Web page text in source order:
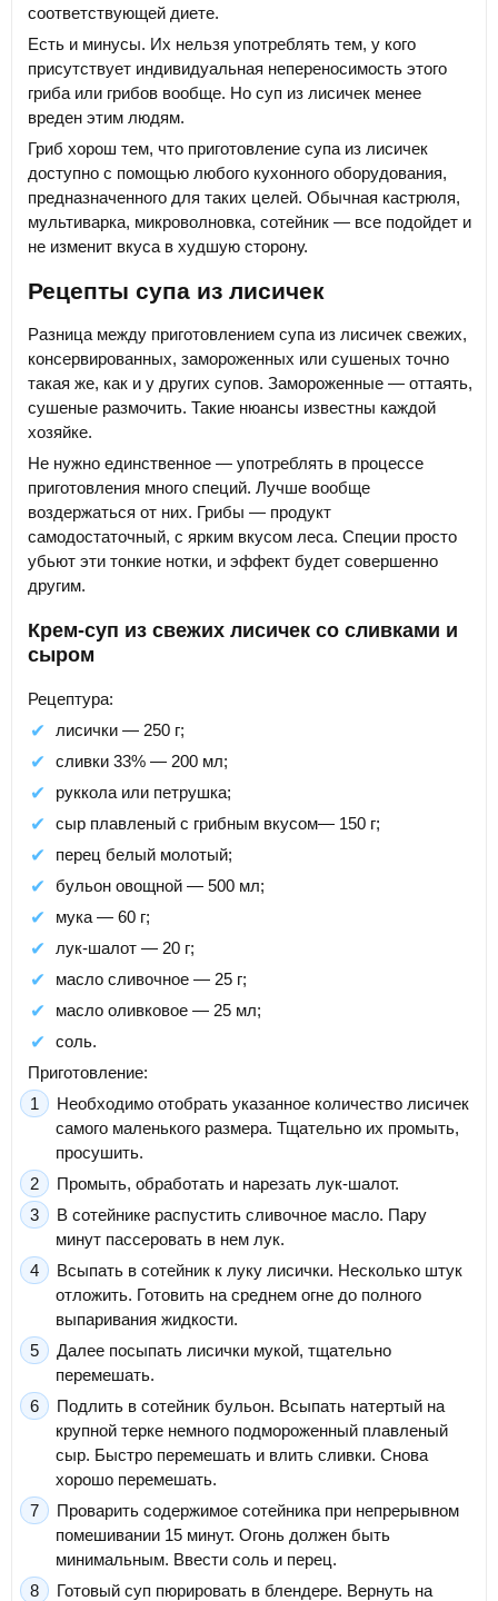
соответствующей диете.
Есть и минусы. Их нельзя употреблять тем, у кого
присутствует индивидуальная непереносимость этого
гриба или грибов вообще. Но суп из лисичек менее
вреден этим людям.
Гриб хорош тем, что приготовление супа из лисичек
доступно с помощью любого кухонного оборудования,
предназначенного для таких целей. Обычная кастрюля,
мультиварка, микроволновка, сотейник — все подойдет и
не изменит вкуса в худшую сторону.
Рецепты супа из лисичек
Разница между приготовлением супа из лисичек свежих,
консервированных, замороженных или сушеных точно
такая же, как и у других супов. Замороженные — оттаять,
сушеные размочить. Такие нюансы известны каждой
хозяйке.
Не нужно единственное — употреблять в процессе
приготовления много специй. Лучше вообще
воздержаться от них. Грибы — продукт
самодостаточный, с ярким вкусом леса. Специи просто
убьют эти тонкие нотки, и эффект будет совершенно
другим.
Крем-суп из свежих лисичек со сливками и
сыром
Рецептура:
лисички — 250 г;
сливки 33% — 200 мл;
руккола или петрушка;
сыр плавленый с грибным вкусом— 150 г;
перец белый молотый;
бульон овощной — 500 мл;
мука — 60 г;
лук-шалот — 20 г;
масло сливочное — 25 г;
масло оливковое — 25 мл;
соль.
Приготовление:
Необходимо отобрать указанное количество лисичек
самого маленького размера. Тщательно их промыть,
просушить.
Промыть, обработать и нарезать лук-шалот.
В сотейнике распустить сливочное масло. Пару
минут пассеровать в нем лук.
Всыпать в сотейник к луку лисички. Несколько штук
отложить. Готовить на среднем огне до полного
выпаривания жидкости.
Далее посыпать лисички мукой, тщательно
перемешать.
Подлить в сотейник бульон. Всыпать натертый на
крупной терке немного подмороженный плавленый
сыр. Быстро перемешать и влить сливки. Снова
хорошо перемешать.
Проварить содержимое сотейника при непрерывном
помешивании 15 минут. Огонь должен быть
минимальным. Ввести соль и перец.
Готовый суп пюрировать в блендере. Вернуть на